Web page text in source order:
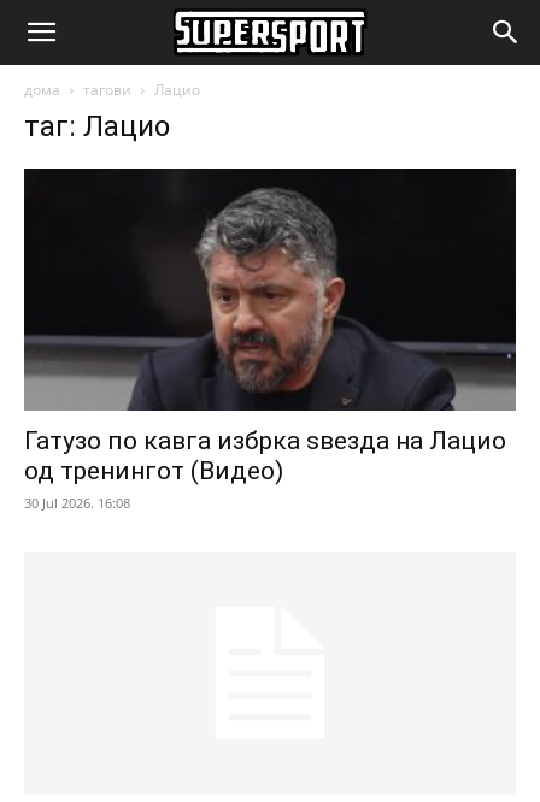
SuperSport.mk
дома тагови Лацио
таг: Лацио
Гатузо по кавга избрка ѕвезда на Лацио
од тренингот (Видео)
30 Jul 2026. 16:08